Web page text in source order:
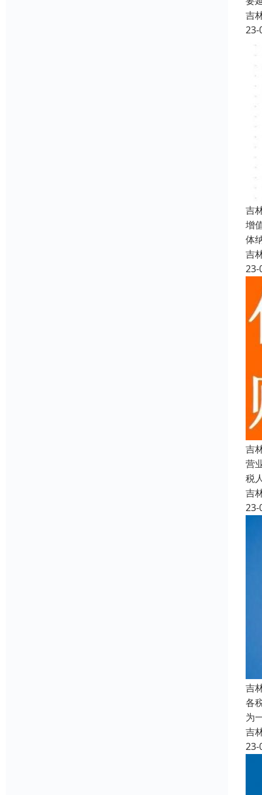
吉
23-
吉
增
体
吉
23-
吉
营
税
吉
23-
吉
各
为
吉
23-